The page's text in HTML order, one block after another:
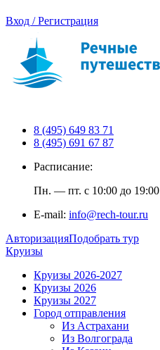
Вход / Регистрация
8 (495) 649 83 71
8 (495) 691 67 87
Расписание:
Пн. — пт. с 10:00 до 19:00
E-mail: info@rech-tour.ru
АвторизацияПодобрать тур
Круизы
Круизы 2026-2027
Круизы 2026
Круизы 2027
Город отправления
Из Астрахани
Из Волгограда